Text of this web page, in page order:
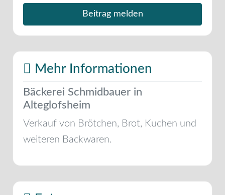
Beitrag melden
Mehr Informationen
Bäckerei Schmidbauer in
Alteglofsheim
Verkauf von Brötchen, Brot, Kuchen und
weiteren Backwaren.